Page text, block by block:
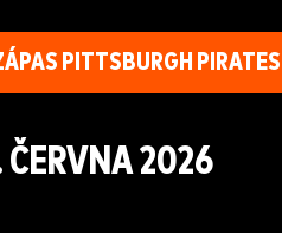
PITTSBURGH PIRATES
ČERVNA 2026